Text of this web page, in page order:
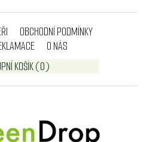
OBCHODNÍ PODMÍNKY
O NÁS
KOŠÍK(0)